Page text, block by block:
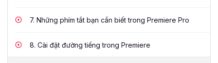
7. Những phím tắt bạn cần biết trong Premiere Pro
8. Cài đặt đường tiếng trong Premiere